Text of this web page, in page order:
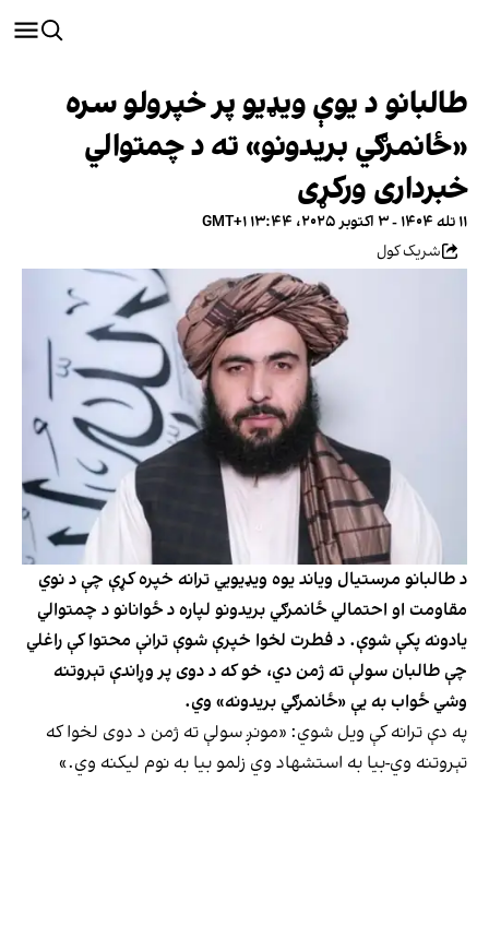
طالبانو د یوې ویډیو پر خپرولو سره
«ځانمرګي بریدونو» ته د چمتوالي
خبرداری ورکړی
۱۱ تله ۱۴۰۴ - ۳ اکتوبر ۲۰۲۵، ۱۳:۴۴ GMT+۱
شریک کول
د طالبانو مرستیال ویاند یوه ویډیویي ترانه خپره کړې چې د نوي
مقاومت او احتمالي ځانمرګي بریدونو لپاره د ځوانانو د چمتوالي
یادونه پکې شوې. د فطرت لخوا خپرې شوې ترانې محتوا کې راغلي
چې طالبان سولې ته ژمن دي، خو که د دوی پر وړاندې تېروتنه
وشي ځواب به یې «ځانمرګي بریدونه» وي.
په دې ترانه کې ویل شوي: «مونږ سولې ته ژمن د دوی لخوا که
تېروتنه وي-بیا به استشهاد وي زلمو بیا به نوم لیکنه وي.»